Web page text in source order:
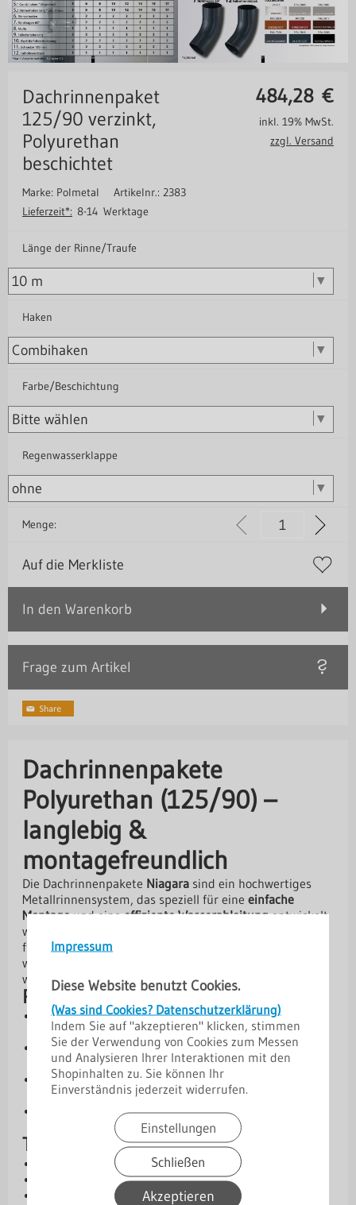
Impressum
Diese Website benutzt Cookies.
(Was sind Cookies? Datenschutzerklärung)
Indem Sie auf "akzeptieren" klicken, stimmen
Sie der Verwendung von Cookies zum Messen
und Analysieren Ihrer Interaktionen mit den
Shopinhalten zu. Sie können Ihr
Einverständnis jederzeit widerrufen.
Einstellungen
Schließen
Akzeptieren
484,28 €
Dachrinnenpaket
125/90 verzinkt,
Polyurethan
beschichtet
Marke: Polmetal Artikelnr.: 2383
Lieferzeit*: 8-14 Werktage
inkl. 19% MwSt.
zzgl. Versand
Länge der Rinne/Traufe
Haken
Farbe/Beschichtung
Regenwasserklappe
Menge:
Auf die Merkliste
In den Warenkorb
Frage zum Artikel
Dachrinnenpakete
Polyurethan (125/90) –
langlebig &
montagefreundlich
Die Dachrinnenpakete Niagara sind ein hochwertiges
Metallrinnensystem, das speziell für eine einfache
Montageund eineeffiziente Wasserableitungentwickelt
wurde. Die beidseitige Polyurethanbeschichtung sorgt
für ausgezeichnete Korrosions- und Farbbeständigkeit,
wodurch die Dachrinne besonders langlebig und
witterungsfest ist.
Produktvorteile
Hohe Lebensdauer:Verzinkter Stahl mit
Polyurethanbeschichtung
Korrosions- & UV-beständig:Optimaler Schutz vor
Witterungseinflüssen.
Einfache Montage:Wahlweise mit Combi- oder
Langhaken
Komplettsystem:Set-Zusammenstellung nach
Herstellerangabe
Technische Daten
Material: Stahl, verzinkt Zn 275 g/m²
Materialstärke: 0,6 mm
Beschichtung: beidseitige Polyurethanbeschichtung